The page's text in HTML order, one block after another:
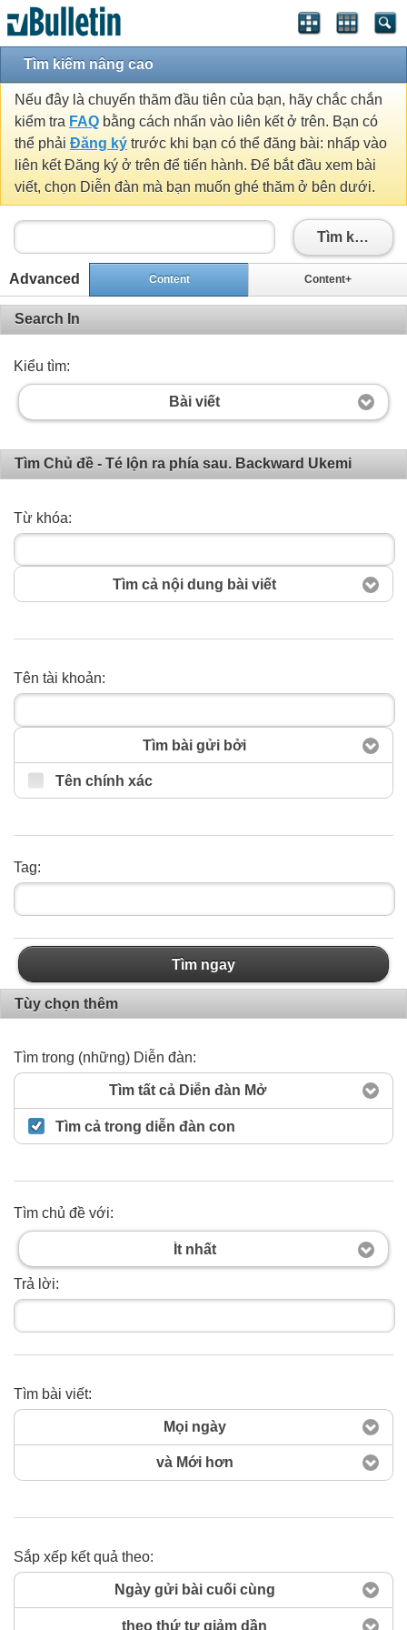
Tìm kiếm nâng cao
Nếu đây là chuyến thăm đầu tiên của bạn, hãy chắc chắn
kiểm tra FAQ bằng cách nhấn vào liên kết ở trên. Bạn có
thể phải Đăng ký trước khi bạn có thể đăng bài: nhấp vào
liên kết Đăng ký ở trên để tiến hành. Để bắt đầu xem bài
viết, chọn Diễn đàn mà bạn muốn ghé thăm ở bên dưới.
Tìm kiếm
Advanced Content Content+
Search In
Kiểu tìm:
Bài viết
Tìm Chủ đề - Té lộn ra phía sau. Backward Ukemi
Từ khóa:
Tìm cả nội dung bài viết
Tên tài khoản:
Tìm bài gửi bởi
Tên chính xác
Tag:
Tìm ngay
Tùy chọn thêm
Tìm trong (những) Diễn đàn:
Tìm tất cả Diễn đàn Mở
Tìm cả trong diễn đàn con
Tìm chủ đề với:
Ít nhất
Trả lời:
Tìm bài viết:
Mọi ngày
và Mới hơn
Sắp xếp kết quả theo:
Ngày gửi bài cuối cùng
theo thứ tự giảm dần